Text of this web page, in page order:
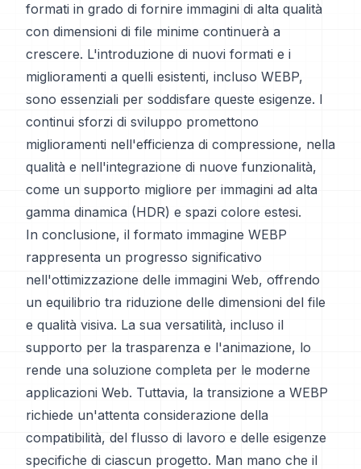
formati in grado di fornire immagini di alta qualità
con dimensioni di file minime continuerà a
crescere. L'introduzione di nuovi formati e i
miglioramenti a quelli esistenti, incluso WEBP,
sono essenziali per soddisfare queste esigenze. I
continui sforzi di sviluppo promettono
miglioramenti nell'efficienza di compressione, nella
qualità e nell'integrazione di nuove funzionalità,
come un supporto migliore per immagini ad alta
gamma dinamica (HDR) e spazi colore estesi.
In conclusione, il formato immagine WEBP
rappresenta un progresso significativo
nell'ottimizzazione delle immagini Web, offrendo
un equilibrio tra riduzione delle dimensioni del file
e qualità visiva. La sua versatilità, incluso il
supporto per la trasparenza e l'animazione, lo
rende una soluzione completa per le moderne
applicazioni Web. Tuttavia, la transizione a WEBP
richiede un'attenta considerazione della
compatibilità, del flusso di lavoro e delle esigenze
specifiche di ciascun progetto. Man mano che il